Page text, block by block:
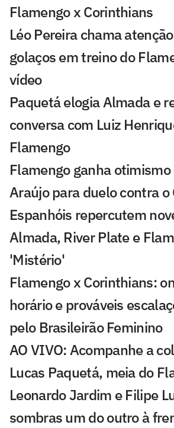
Flamengo x Corinthians
Léo Pereira chama
golaços em treino do
vídeo
Paquetá elogia Almada e
conversa com Luiz
Flamengo
Flamengo ganha otimismo
Araújo para duelo contra o
Espanhóis repercutem
Almada, River Plate e
'Mistério'
Flamengo x Corinthians:
horário e prováveis
pelo Brasileirão Feminino
AO VIVO: Acompanhe a
Lucas Paquetá, meia do
Leonardo Jardim e Filipe
sombras um do outro à